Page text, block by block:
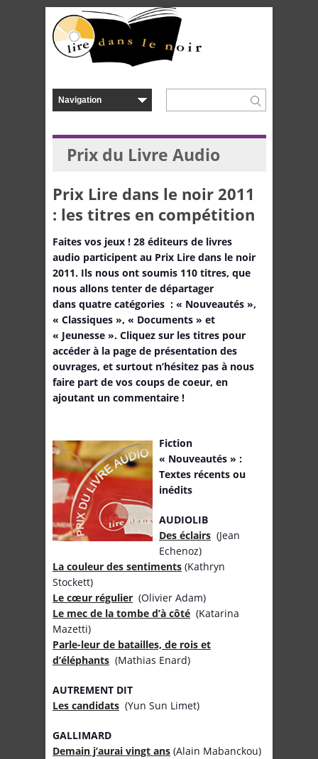
Prix du Livre Audio
Prix Lire dans le noir 2011
: les titres en compétition
Faites vos jeux ! 28 éditeurs de livres
audio participent au Prix Lire dans le noir
2011. Ils nous ont soumis 110 titres, que
nous allons tenter de départager
dans quatre catégories : « Nouveautés »,
« Classiques », « Documents » et
« Jeunesse ». Cliquez sur les titres pour
accéder à la page de présentation des
ouvrages, et surtout n’hésitez pas à nous
faire part de vos coups de coeur, en
ajoutant un commentaire !
Fiction
« Nouveautés » :
Textes récents ou
inédits
AUDIOLIB
Des éclairs (Jean
Echenoz)
La couleur des sentiments (Kathryn
Stockett)
Le cœur régulier (Olivier Adam)
Le mec de la tombe d’à côté (Katarina
Mazetti)
Parle-leur de batailles, de rois et
d’éléphants (Mathias Enard)
AUTREMENT DIT
Les candidats (Yun Sun Limet)
GALLIMARD
Demain j’aurai vingt ans (Alain Mabanckou)